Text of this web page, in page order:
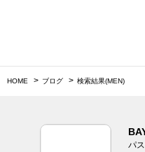
HOME ブログ 検索結果(MEN)
パ